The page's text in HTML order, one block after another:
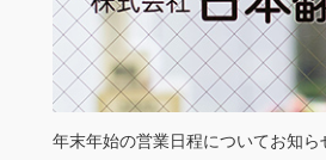
年末年始の営業日程についてお知ら